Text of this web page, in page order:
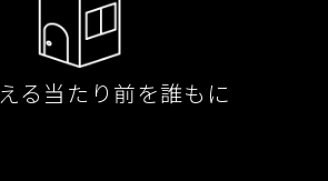
る当たり前を誰もに